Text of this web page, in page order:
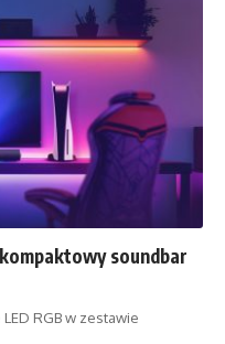
soundbar
RGB w zestawie